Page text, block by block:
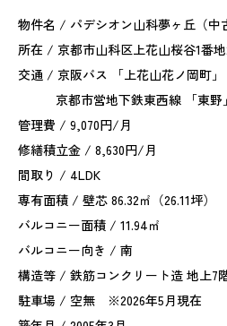
物件名 / パデシオン山科夢ヶ丘（中
所在 / 京都市山科区上花山桜谷1番
交通 / 京阪バス 「上花山花ノ岡町
京都市営地下鉄東西線 「東野
管理費 / 9,070円/月
修繕積立金 / 8,630円/月
間取り / 4LDK
専有面積 / 壁芯 86.32㎡（26.11坪）
バルコニー面積 / 11.94㎡
バルコニー向き / 南
構造等 / 鉄筋コンクリート造 地上7
駐車場 / 空無 ※2026年5月現在